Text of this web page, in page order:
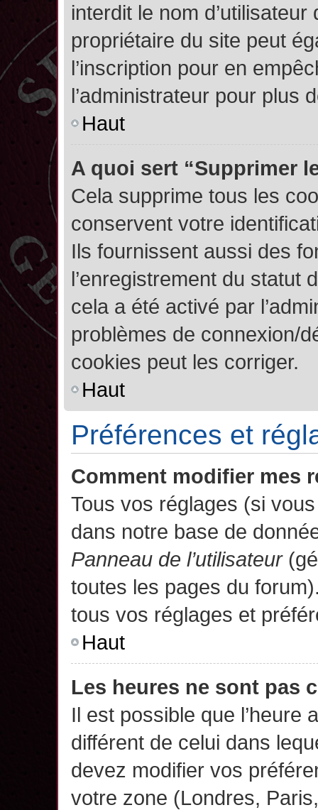
interdit le nom
propriétaire du site peut
l’inscription pour en
l’administrateur pour plus
Haut
A quoi sert “Supprimer
Cela supprime tous les
conservent votre
Ils fournissent aussi des
l’enregistrement du statut
cela a été activé par
problèmes de connexion/
cookies peut les corriger.
Haut
Préférences et
Comment modifier mes
Tous vos réglages (si
dans notre base de
Panneau de l’utilisateur
toutes les pages du
tous vos réglages et
Haut
Les heures ne sont pas
Il est possible que l’heure
différent de celui dans
devez modifier vos
votre zone (Londres,